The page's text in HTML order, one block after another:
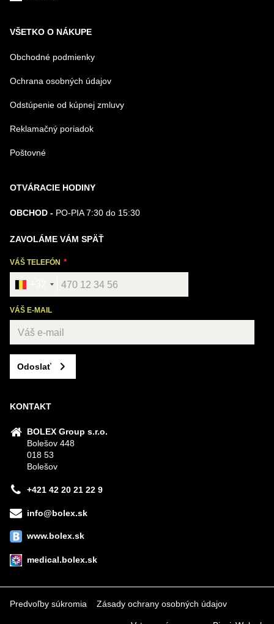
VŠETKO O NÁKUPE
Obchodné podmienky
Ochrana osobných údajov
Odstúpenie od kúpnej zmluvy
Reklamačný poriadok
Poštovné
OTVÁRACIE HODINY
OBCHOD - PO-PIA 7:30 do 15:30
ZAVOLÁME VÁM SPÄŤ
VÁŠ TELEFÓN
VÁŠ E-MAIL
Odoslať
KONTAKT
BOLEX Group s.r.o.
Bolešov 448
018 53
Bolešov
+421 42 20 21 22 9
info@bolex.sk
www.bolex.sk
medical.bolex.sk
Predvoľby súkromia Zásady ochrany osobných údajov